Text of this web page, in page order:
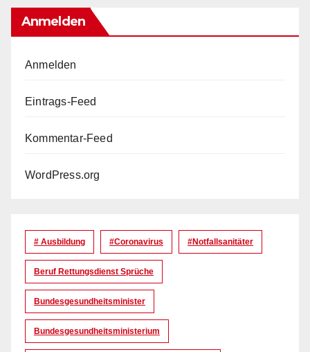
Anmelden
Anmelden
Eintrags-Feed
Kommentar-Feed
WordPress.org
# Ausbildung #coronavirus #Notfallsanitäter
Beruf Rettungsdienst Sprüche
Bundesgesundheitsminister
Bundesgesundheitsministerium